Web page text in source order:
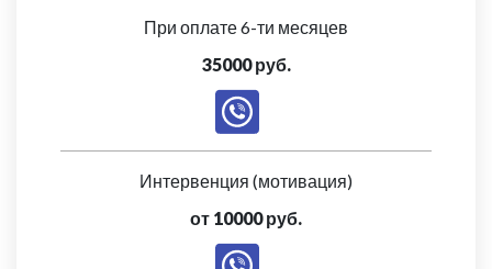
При оплате 6-ти месяцев
35000 руб.
Интервенция (мотивация)
от 10000 руб.